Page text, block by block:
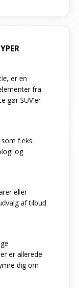
er en
fra
gør SUV'er
f.eks.
og
eller
af tilbud
er allerede
dig om